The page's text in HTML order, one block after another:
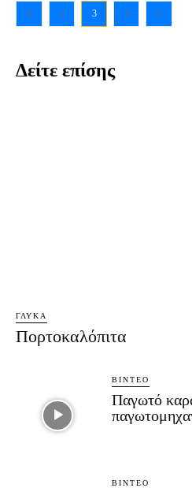
2 3 4
Δείτε επίσης
ΓΛΥΚΆ
Πορτοκαλόπιτα
ΒΊΝΤΕΟ
Παγωτό
ΒΊΝΤΕΟ